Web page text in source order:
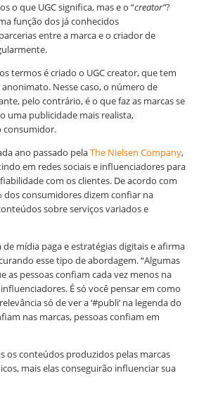
o que UGC significa, mas e o “creator”?
função dos já conhecidos
entre a marca e o criador de
termos é criado o UGC creator, que tem
Nesse caso, o número de
pelo contrário, é o que faz as marcas se
uma publicidade mais realista,
consumidor.
ano passado pelaThe Nielsen Company,
em redes sociais e influenciadores para
com os clientes. De acordo com
dos consumidores dizem confiar na
sobre serviços variados e
mídia paga e estratégias digitais e afirma
esse tipo de abordagem. “Algumas
as pessoas confiam cada vez menos na
É só você pensar em como
só de ver a ‘#publi’ na legenda do
nas marcas, pessoas confiam em
os conteúdos produzidos pelas marcas
mais elas conseguirão influenciar sua